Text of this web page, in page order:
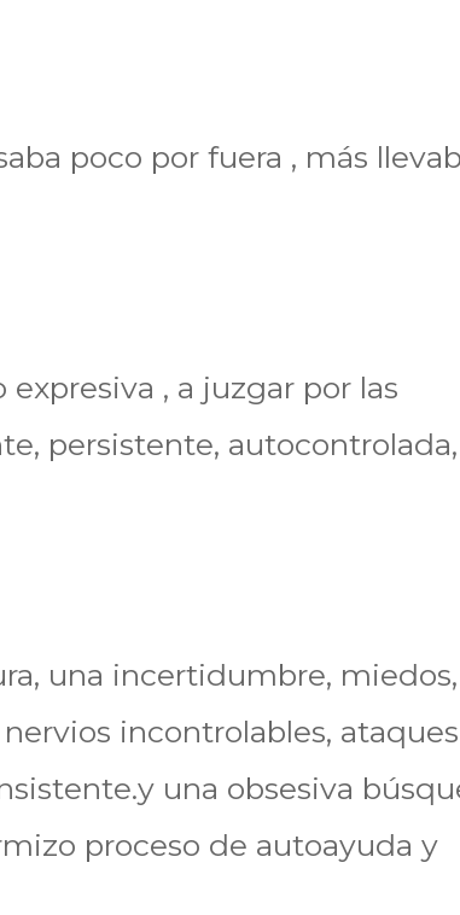
poco por fuera , más
, a juzgar por las
persistente,
una incertidumbre, miedos,
incontrolables,
una obsesiva
proceso de autoayuda y